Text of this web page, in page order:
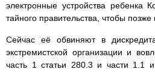
электронные устройства ребенка
тайного правительства, чтобы позже
Сейчас её обвиняют в
экстремистской организации и
часть 1 статьи 280.3 и части